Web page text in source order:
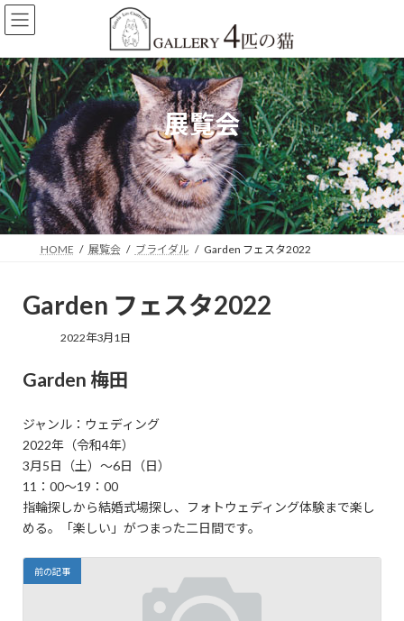
コ
ン
ン
ツ
へ
ス
キ
ッ
プ
ナ
ビ
ー
シ
ョ
ン
に
移
動
展覧会
HOME 展覧会 ブライダル Garden フェスタ2022
Garden フェスタ2022
2022年3月1日
Garden 梅田
ジャンル：ウェディング
2022年（令和4年）
3月5日（土）～6日（日）
11：00～19：00
指輪探しから結婚式場探し、フォトウェディング体験まで楽し
める。「楽しい」がつまった二日間です。
前の記事